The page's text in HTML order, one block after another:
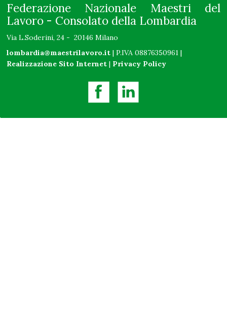
Federazione Nazionale Maestri del
Lavoro - Consolato della Lombardia
Via L.Soderini, 24 - 20146 Milano
lombardia@maestrilavoro.it | P.IVA 08876350961 |
Realizzazione Sito Internet | Privacy Policy